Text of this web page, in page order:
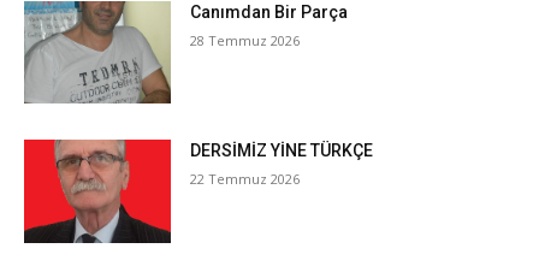
Canımdan Bir Parça
28 Temmuz 2026
DERSİMİZ YİNE TÜRKÇE
22 Temmuz 2026